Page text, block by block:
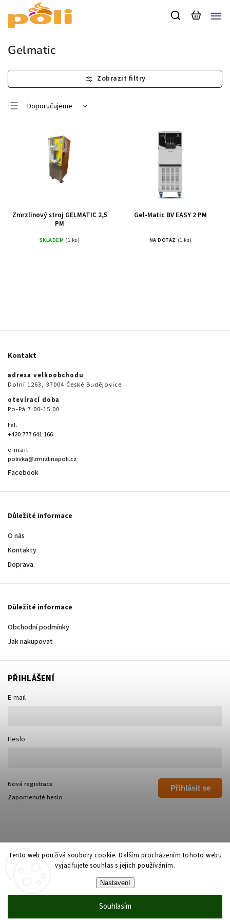
Tento web používá soubory cookie. Dalším procházením tohoto webu
vyjadřujete souhlas s jejich používáním.
Nastavení
Souhlasím
Gelmatic
Doporučujeme
Nejdražší
Nejprodávanější
Abecedně
Zmrzlinový stroj GELMATIC 2,5
PM
SKLADEM (1 ks)
Gel-Matic BV EASY 2 PM
NA DOTAZ (1 ks)
Kontakt
adresa velkoobchodu
Dolní 1263, 37004 České Budějovice
otevírací doba
Po-Pá 7:00-15:00
tel.
+420 777 641 166
e-mail
polivka@zmrzlinapoli.cz
Facebook
Důležité informace
O nás
Kontakty
Doprava
Důležité informace
Obchodní podmínky
Jak nakupovat
PŘIHLÁŠENÍ
E-mail
Heslo
Přihlásit se
Nová registrace
Zapomenuté heslo
Vytvořil Shoptet
Copyright 2026 Polívka Libor - POLI . Všechna práva vyhrazena.
Grafický návrh vytvořil a nakódoval